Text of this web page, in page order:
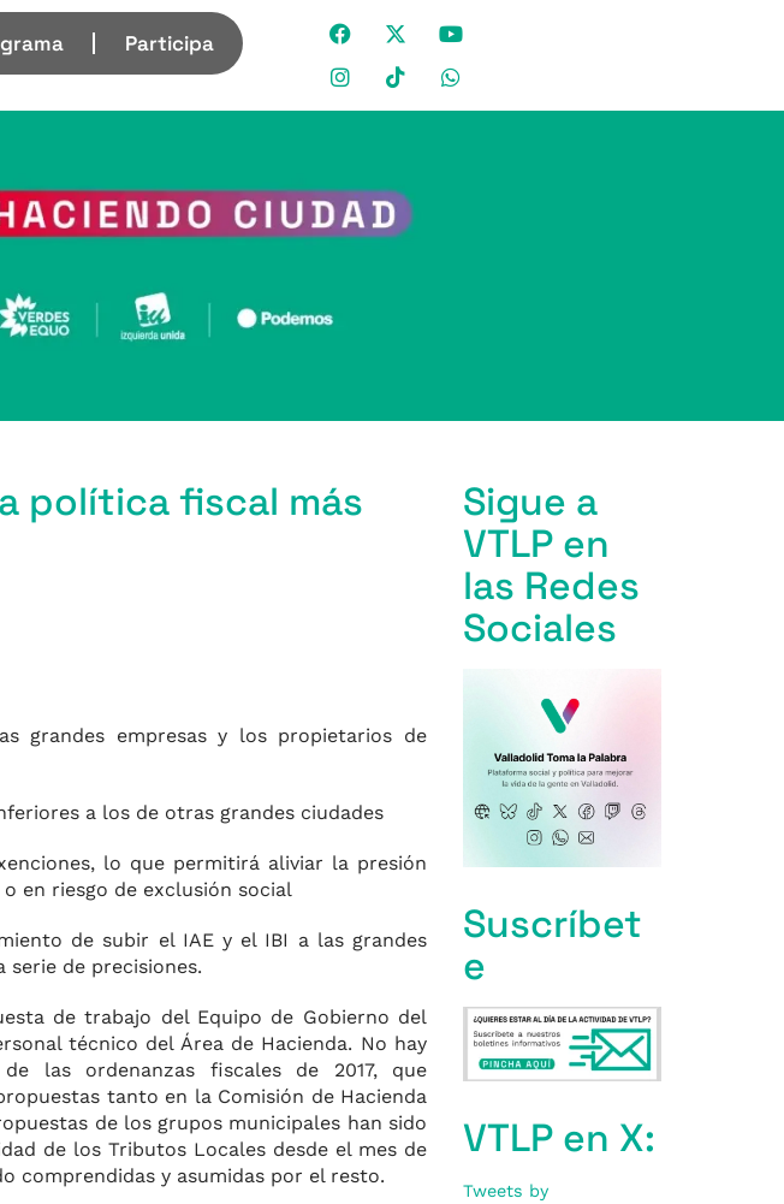
Participa
política fiscal más
grandes empresas y los propietarios de
a los de otras grandes ciudades
lo que permitirá aliviar la presión
en riesgo de exclusión social
de subir el IAE y el IBI a las grandes
serie de precisiones.
de trabajo del Equipo de Gobierno del
técnico del Área de Hacienda. No hay
las ordenanzas fiscales de 2017, que
tanto en la Comisión de Hacienda
de los grupos municipales han sido
de los Tributos Locales desde el mes de
comprendidas y asumidas por el resto.
Sigue a
VTLP en
las Redes
Sociales
Suscríbet
e
VTLP en X:
Tweets by